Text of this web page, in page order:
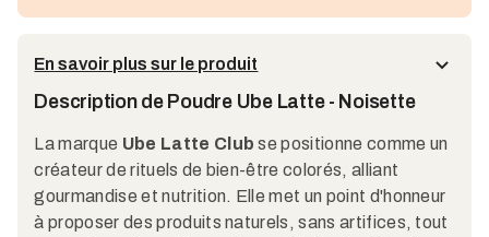
En savoir plus sur le produit
Description de Poudre Ube Latte - Noisette
La marque Ube Latte Club se positionne comme un
créateur de rituels de bien-être colorés, alliant
gourmandise et nutrition. Elle met un point d'honneur
à proposer des produits naturels, sans artifices, tout